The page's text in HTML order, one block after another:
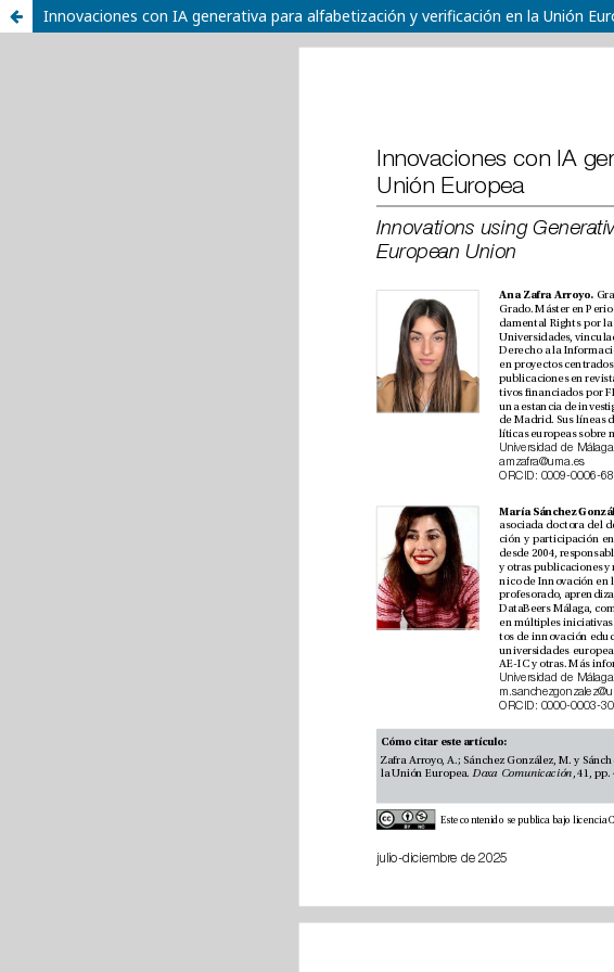
Innovaciones con IA generativa para alfabetización y verificación en la Unión